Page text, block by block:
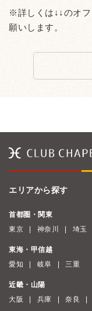
※詳しくは↓↓のオ
願いします。
エリアから探す
首都圏・関東
東京
神奈川 埼玉
東海・甲信越
愛知
岐阜 三重
近畿・山陽
大阪
兵庫 奈良